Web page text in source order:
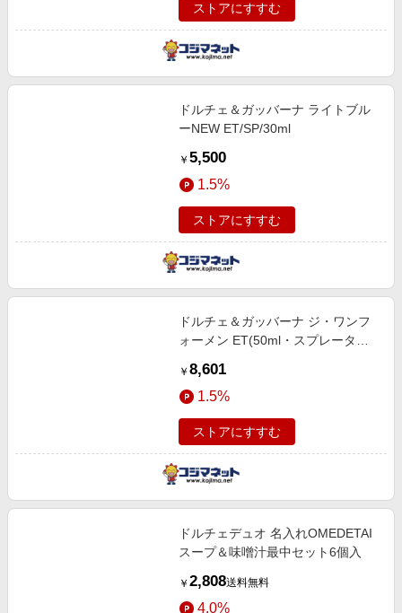
ストアにすすむ
ドルチェ＆ガッバーナ ライトブル
ーNEW ET/SP/30ml
￥ 5,500
1.5%
ストアにすすむ
ドルチェ＆ガッバーナ ジ・ワンフ
ォーメン ET(50ml・スプレータイ
￥ 8,601
1.5%
ストアにすすむ
ドルチェデュオ 名入れOMEDETAI
スープ＆味噌汁最中セット6個入
￥ 2,808送料無料
4.0%